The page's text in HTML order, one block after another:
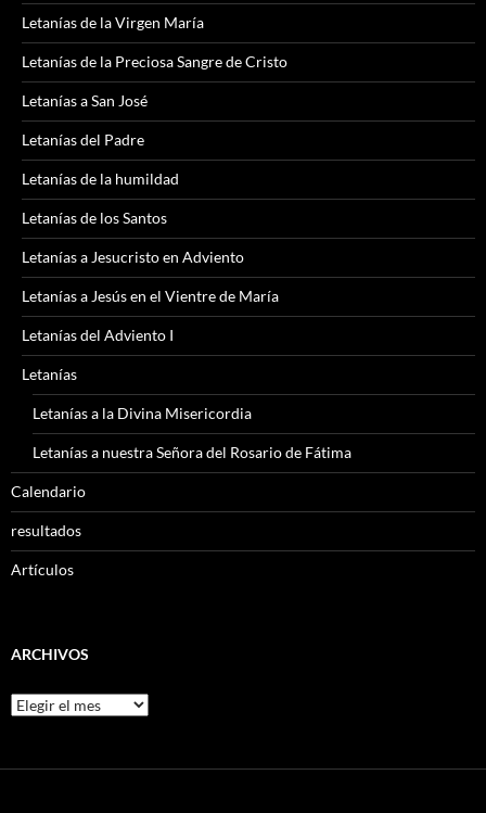
Letanías de la Virgen María
Letanías de la Preciosa Sangre de Cristo
Letanías a San José
Letanías del Padre
Letanías de la humildad
Letanías de los Santos
Letanías a Jesucristo en Adviento
Letanías a Jesús en el Vientre de María
Letanías del Adviento I
Letanías
Letanías a la Divina Misericordia
Letanías a nuestra Señora del Rosario de Fátima
Calendario
resultados
Artículos
ARCHIVOS
Archivos